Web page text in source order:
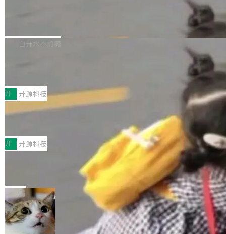
个主 agent 循环，外加一组后台 agent。这些后
库，并将作为transport接入Mooncake TENT。
MPComm将作为一种传输引擎接入Mooncake T
ENT，实现零拷贝传输性能提升30%、非零拷贝
传输性能最高提升5倍。UCL-MPComm底层基
于自研UCL-Engine通信引擎，后续腾讯网平将
持续开源更多基于UCL-Engine的高性能通信组
件。 腾讯网平团队在UCL-MPComm中实现了一
个独立于业务线程的全局通信引擎（Engine），
白开水不加糖
型案例入选名单》，深信服“面向企业研发场景的
开源 AI 编程平台 CoStrict 应用”凭借卓越的技术
创新与落地成效成功入选。 全链路私有化部署，
助力企业AI研发安全落地 当前，越来越多企业已
经开始引入 AI Coding 工具，通过调用公有云模
型或企业内部部署模型提升研发效率。但随着 AI
Coding 从个人辅助工具逐步走向团队级、组织
级应用，企业在规模化落地过程中，对安全性、
可控性和代码质量提出了更高要求。 首先是数据
安全与合规要求。对于大多数普通研发场景，公
有云模型能够满足快速试用和效率提升的需求。
但对于金融、能源、医疗等对数据安全要求较...
开 开源科技
深信服AI算力网关入选工信部人工智能
前不久，工业和信息化部正式发布《2025年人工
智能应用典型案例名单》，集中展示人工智能在
各领域的应用成果，覆盖技术底座、行业赋能、
产品应用、支撑保障、专题等五大方向。深信服
AI算力网关（AI创新平台）成功入选！ 随着各行
各业的Agent走向规模化建设，算力构成形态逐
渐丰富，用户关注的重点也在发生变化：不只是
让AI用起来，还要进一步看清混合算力时代下，
Token花在哪里、算力是否被充分利用，以及持
开 开源科技
Jeff Dean 离开 Google：一个时代的结
束，一个实验室的开始
Google 员工编号 20。MapReduce 作者之一。
Bigtable 作者之一。TensorFlow 的作者之一。
Gemini 的架构师。Google 首席科学家。 Jeff D
ean 在 Google 工作了 27 年后，宣布离职。 他
不是一个人走。一同离开的还有 Sanjay Ghema
局
🔥 SolonCode v2026.8.4 发布：界面
字体可调、22 种语言、记忆搜索增强
打开终端就能上岗的全中文编码智能体，这一轮